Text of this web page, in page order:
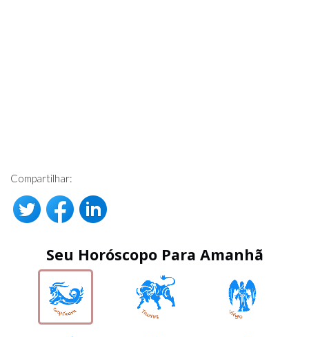
Compartilhar:
Seu Horóscopo Para Amanhã